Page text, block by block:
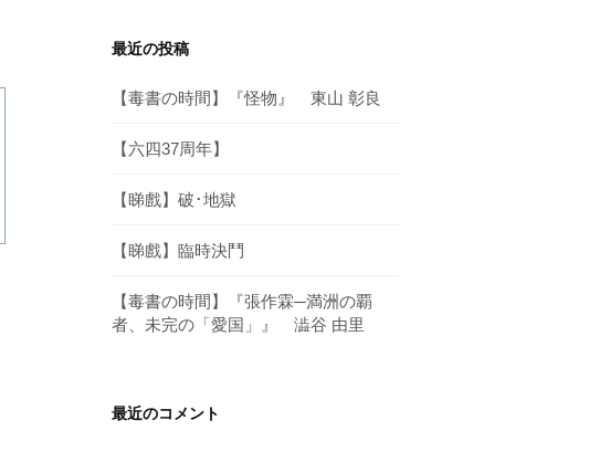
最近の投稿
【毒書の時間】『怪物』 東山 彰良
【六四37周年】
【睇戲】破･地獄
【睇戲】臨時決鬥
【毒書の時間】『張作霖─満洲の覇
者、未完の「愛国」』 澁谷 由里
最近のコメント